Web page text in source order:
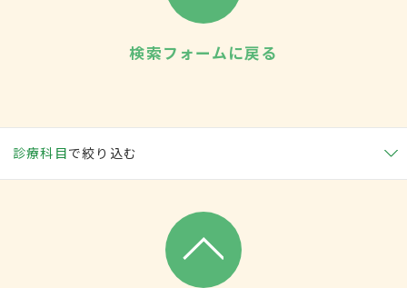
検索フォームに戻る
診療科目で絞り込む